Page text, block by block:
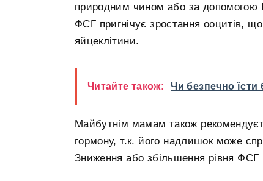
природним чином або за
ФСГ пригнічує зростання ооцитів,
яйцеклітини.
Читайте також: Чи безпечно їсти
Майбутнім мамам також
гормону, т.к. його надлишок може
Зниження або збільшення рівня